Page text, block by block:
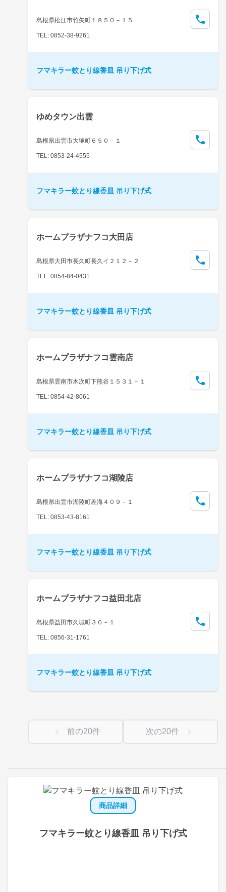
商品詳細
フマキラー蚊とり線香皿 吊り下げ式
島根県松江市竹矢町１８５０－１５
TEL: 0852-38-9261
フマキラー蚊とり線香皿 吊り下げ式
ゆめタウン出雲
島根県出雲市大塚町６５０－１
TEL: 0853-24-4555
フマキラー蚊とり線香皿 吊り下げ式
ホームプラザナフコ大田店
島根県大田市長久町長久イ２１２－２
TEL: 0854-84-0431
フマキラー蚊とり線香皿 吊り下げ式
ホームプラザナフコ雲南店
島根県雲南市木次町下熊谷１５３１－１
TEL: 0854-42-8061
フマキラー蚊とり線香皿 吊り下げ式
ホームプラザナフコ湖陵店
島根県出雲市湖陵町差海４０９－１
TEL: 0853-43-8161
フマキラー蚊とり線香皿 吊り下げ式
ホームプラザナフコ益田北店
島根県益田市久城町３０－１
TEL: 0856-31-1761
フマキラー蚊とり線香皿 吊り下げ式
前の20件 次の20件